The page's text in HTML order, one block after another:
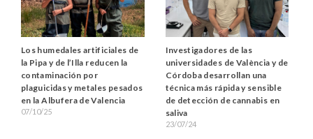
Los humedales artificiales de
la Pipa y de l’Illa reducen la
contaminación por
plaguicidas y metales pesados
en la Albufera de Valencia
07/10/25
Investigadores de las
universidades de València y de
Córdoba desarrollan una
técnica más rápida y sensible
de detección de cannabis en
saliva
23/07/24